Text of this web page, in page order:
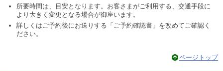
所要時間は、目安となります。お客さまがご利用する、交通手段に
より大きく変更となる場合が御座います。
詳しくはご予約後にお送りする「ご予約確認書」を改めてご確認く
ださい。
ページトップ